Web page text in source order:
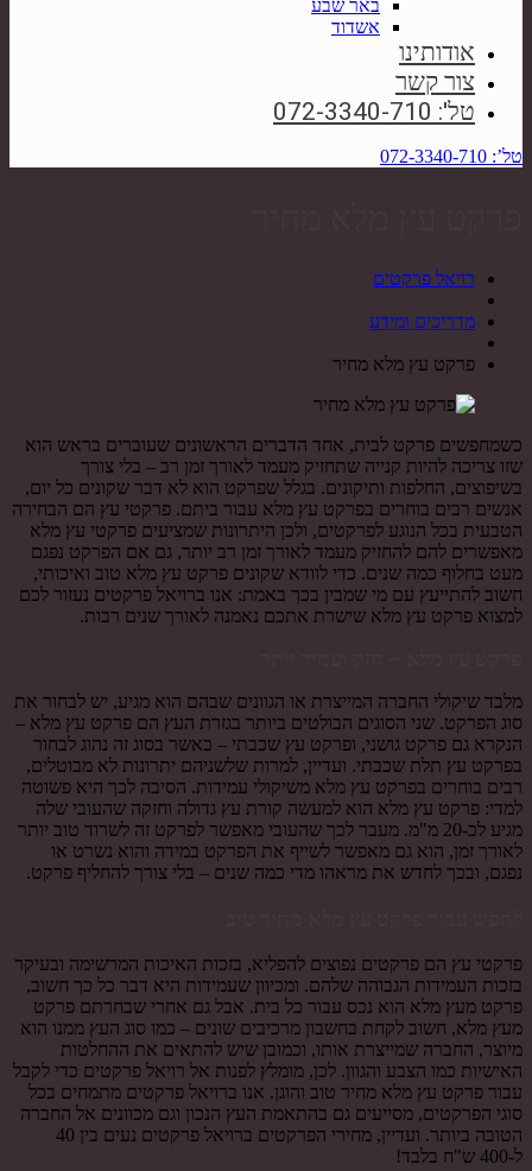
באר שבע
אשדוד
אודותינו
צור קשר
טל': 072-3340-710
טל’: 072-3340-710
רויאל פרקטים
מדריכים ומידע
פרקט עץ מלא מחיר
כשמחפשים פרקט לבית, אחד הדברים הראשונים שעוברים בראש הוא
שזו צריכה להיות קנייה שתחזיק מעמד לאורך זמן רב – בלי צורך
בשיפוצים, החלפות ותיקונים. בגלל שפרקט הוא לא דבר שקונים כל יום,
אנשים רבים בוחרים בפרקט עץ מלא עבור ביתם. פרקטי עץ הם הבחירה
הטבעית בכל הנוגע לפרקטים, ולכן היתרונות שמציעים פרקטי עץ מלא
מאפשרים להם להחזיק מעמד לאורך זמן רב יותר, גם אם הפרקט נפגם
מעט בחלוף כמה שנים. כדי לוודא שקונים פרקט עץ מלא טוב ואיכותי,
חשוב להתייעץ עם מי שמבין בכך באמת: אנו ברויאל פרקטים נעזור לכם
למצוא פרקט עץ מלא שישרת אתכם נאמנה לאורך שנים רבות.
מלבד שיקולי החברה המייצרת או הגוונים שבהם הוא מגיע, יש לבחור את
סוג הפרקט. שני הסוגים הבולטים ביותר בגזרת העץ הם פרקט עץ מלא –
הנקרא גם פרקט גושני, ופרקט עץ שכבתי – כאשר בסוג זה נהוג לבחור
בפרקט עץ תלת שכבתי. ועדיין, למרות שלשניהם יתרונות לא מבוטלים,
רבים בוחרים בפרקט עץ מלא משיקולי עמידות. הסיבה לכך היא פשוטה
למדי: פרקט עץ מלא הוא למעשה קורת עץ גדולה וחזקה שהעובי שלה
מגיע לכ-20 מ"מ. מעבר לכך שהעובי מאפשר לפרקט זה לשרוד טוב יותר
לאורך זמן, הוא גם מאפשר לשייף את הפרקט במידה והוא נשרט או
נפגם, ובכך לחדש את מראהו מדי כמה שנים – בלי צורך להחליף פרקט.
פרקטי עץ הם פרקטים נפוצים להפליא, בזכות האיכות המרשימה ובעיקר
בזכות העמידות הגבוהה שלהם. ומכיוון שעמידות היא דבר כל כך חשוב,
פרקט מעץ מלא הוא נכס עבור כל בית. אבל גם אחרי שבחרתם פרקט
מעץ מלא, חשוב לקחת בחשבון מרכיבים שונים – כמו סוג העץ ממנו הוא
מיוצר, החברה שמייצרת אותו, וכמובן שיש להתאים את ההחלטות
האישיות כמו הצבע והגוון. לכן, מומלץ לפנות אל רויאל פרקטים כדי לקבל
עבור פרקט עץ מלא מחיר טוב והוגן. אנו ברויאל פרקטים מתמחים בכל
סוגי הפרקטים, מסייעים גם בהתאמת העץ הנכון וגם מכוונים אל החברה
הטובה ביותר. ועדיין, מחירי הפרקטים ברויאל פרקטים נעים בין 40
ל-400 ש"ח בלבד!